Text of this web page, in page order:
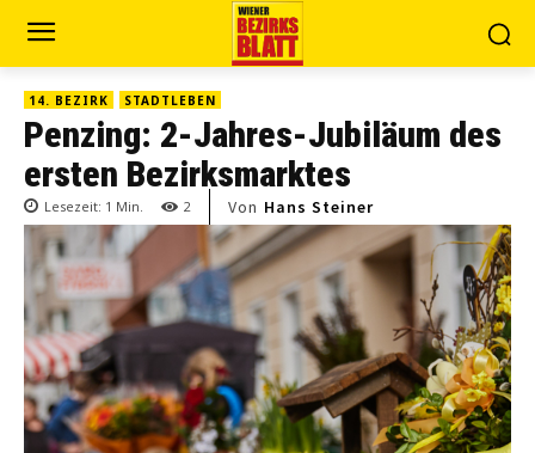
14. BEZIRK STADTLEBEN
Penzing: 2-Jahres-Jubiläum des
ersten Bezirksmarktes
Lesezeit: 1 Min. 2 Von Hans Steiner